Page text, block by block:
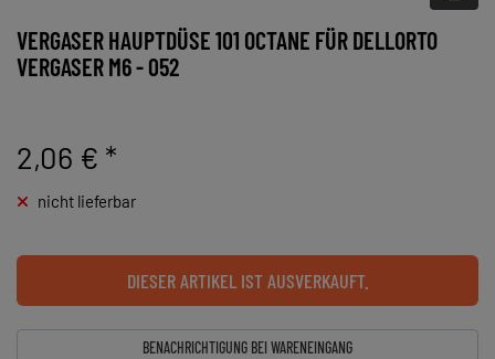
VERGASER HAUPTDÜSE 101 OCTANE FÜR DELLORTO
VERGASER M6 - 052
2,06 € *
nicht lieferbar
DIESER ARTIKEL IST AUSVERKAUFT.
BENACHRICHTIGUNG BEI WARENEINGANG